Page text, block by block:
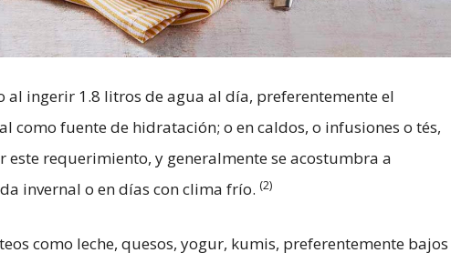
al ingerir 1.8 litros de agua al día, preferentemente el
como fuente de hidratación; o en caldos, o infusiones o tés,
requerimiento, y generalmente se acostumbra a
invernal o en días con clima frío. (2)
como leche, quesos, yogur, kumis, preferentemente bajos